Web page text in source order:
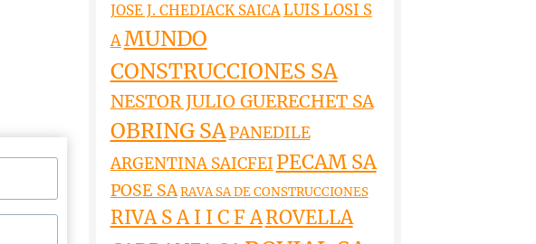
JOSE J. CHEDIACK SAICALUIS LOSI S
AMUNDO
CONSTRUCCIONES SA
NESTOR JULIO GUERECHET SA
OBRING SAPANEDILE
ARGENTINA SAICFEI PECAM SA
POSE SARAVA SA DE CONSTRUCCIONES
RIVA S A I I C F AROVELLA